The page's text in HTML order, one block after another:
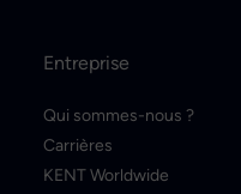
Entreprise
Qui sommes-nous ?
Carrières
KENT Worldwide